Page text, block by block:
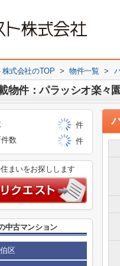
式会社のTOP > 物件一覧 >
物件：パラッシオ楽々
件
数
件
まいをお探しします
中古マンション
区